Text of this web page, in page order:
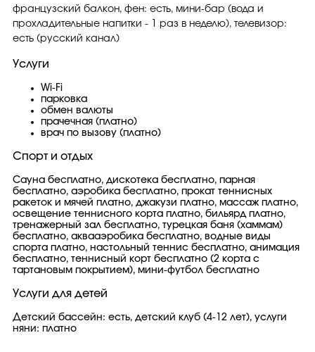
французский балкон, фен: есть, мини-бар (вода и
прохладительные напитки - 1 раз в неделю), телевизор:
есть (русский канал)
Услуги
Wi-Fi
парковка
обмен валюты
прачечная (платно)
врач по вызову (платно)
Спорт и отдых
Сауна бесплатно, дискотека бесплатно, парная
бесплатно, аэробика бесплатно, прокат теннисных
ракеток и мячей платно, джакузи платно, массаж платно,
освещение теннисного корта платно, бильярд платно,
тренажерный зал бесплатно, турецкая баня (хаммам)
бесплатно, аквааэробика бесплатно, водные виды
спорта платно, настольный теннис бесплатно, анимация
бесплатно, теннисный корт бесплатно (2 корта с
тартановым покрытием), мини-футбол бесплатно
Услуги для детей
Детский бассейн: есть, детский клуб (4-12 лет), услуги
няни: платно